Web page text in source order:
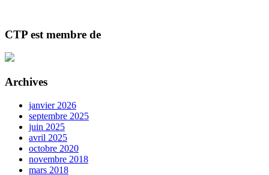
CTP est membre de
Archives
janvier 2026
septembre 2025
juin 2025
avril 2025
octobre 2020
novembre 2018
mars 2018